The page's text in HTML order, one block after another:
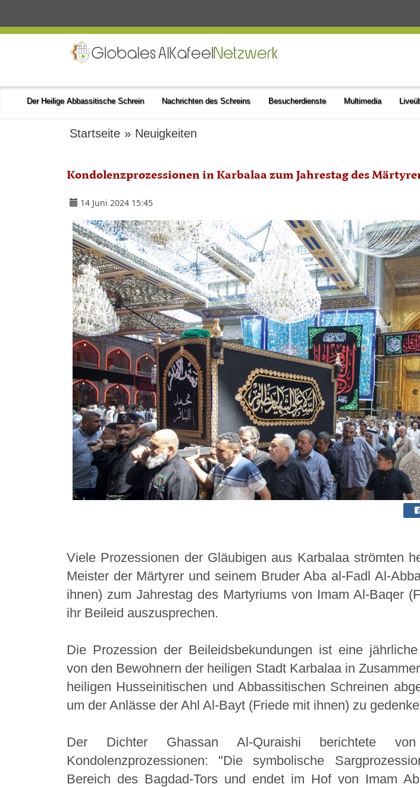
Der Heilige Abbassitische Schrein Nachrichten des Schreins Besucherdienste Multimedia
Startseite » Neuigkeiten
Kondolenzprozessionen in Karbalaa zum Jahrestag des
14 Juni 2024 15:45
Viele Prozessionen der Gläubigen aus Karbalaa strömten
Meister der Märtyrer und seinem Bruder Aba al-Fadl Al-
ihnen) zum Jahrestag des Martyriums von Imam Al-Baqer
ihr Beileid auszusprechen.
Die Prozession der Beileidsbekundungen ist eine
von den Bewohnern der heiligen Stadt Karbalaa in
heiligen Husseinitischen und Abbassitischen Schreinen
um der Anlässe der Ahl Al-Bayt (Friede mit ihnen) zu
Der Dichter Ghassan Al-Quraishi berichtete
Kondolenzprozessionen: "Die symbolische
Bereich des Bagdad-Tors und endet im Hof von Imam